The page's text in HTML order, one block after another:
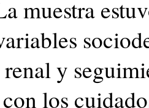
muestra
y
los